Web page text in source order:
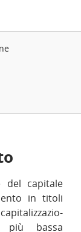
del capitale
in titoli
bassa